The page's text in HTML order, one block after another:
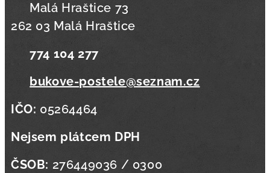
📍 Malá Hraštice 73
262 03 Malá Hraštice
📞774 104 277
bukove-postele@seznam.cz
IČO: 05264464
Nejsem plátcem DPH
ČSOB: 276449036 / 0300